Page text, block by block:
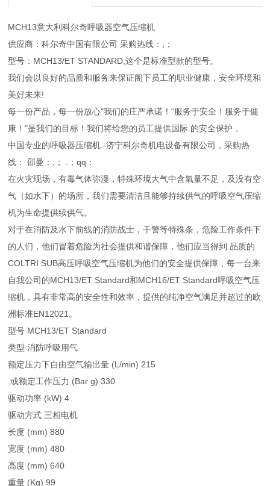
MCH13意大利科尔奇呼吸器空气压缩机
供应商：科尔奇中国有限公司 采购热线：;；
型号：MCH13/ET STANDARD,这个是标准型款的型号。
我们会以良好的品质和服务来保证阁下员工的职业健康，安全环境和
美好未来!
每一份产品，每一份放心"我们的庄严承诺！“服务于安全！服务于健
康！"是我们的目标！我们将给您的员工提供国际.的安全保护 。
中国专业的呼吸器压缩机.-济宁科尔奇机电设备有限公司，采购热
线： 邵曼：;； .；qq：
在火灾现场，有毒气体弥漫，特殊环境大气中含氧量不足，及没有空
气（如水下）的场所，我们需要清洁且能够持续供气的呼吸空气压缩
机为生命提供续供气。
对于在消防及水下前线的消防战士，干警等特殊条，危险工作条件下
的人们，他们冒着危险为社会提供和谐保障，他们应当得到.品质的
COLTRI SUB高压呼吸空气压缩机为他们的安全提供保障，每一台来
自我公司的MCH13/ET Standard和MCH16/ET Standard呼吸空气压
缩机，具有非常高的安全性和效率，提供的纯净空气满足并超过的欧
洲标准EN12021。
型号 MCH13/ET Standard
类型 消防呼吸用气
额定压力下自由空气输出量 (L/min) 215
.或额定工作压力 (Bar g) 330
驱动功率 (kW) 4
驱动方式 三相电机
长度 (mm) 880
宽度 (mm) 480
高度 (mm) 640
重量 (Kg) 99